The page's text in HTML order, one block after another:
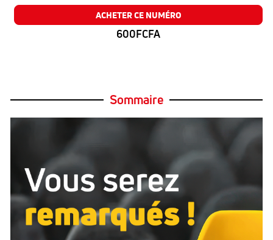
ACHETER CE NUMÉRO
600FCFA
Sommaire